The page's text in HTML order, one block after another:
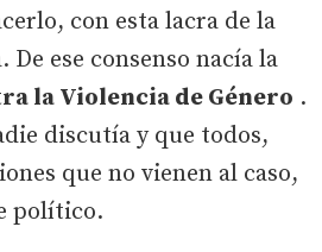
con esta lacra de la
ese consenso nacía la
la Violencia de Género .
discutía y que todos,
que no vienen al caso,
político.